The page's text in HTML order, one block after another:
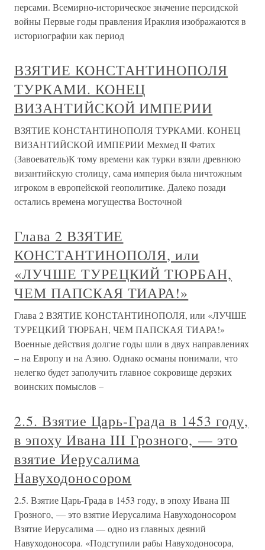
персами. Всемирно-историческое значение персидской
войны Первые годы правления Ираклия изображаются в
историографии как период
ВЗЯТИЕ КОНСТАНТИНОПОЛЯ
ТУРКАМИ. КОНЕЦ
ВИЗАНТИЙСКОЙ ИМПЕРИИ
ВЗЯТИЕ КОНСТАНТИНОПОЛЯ ТУРКАМИ. КОНЕЦ
ВИЗАНТИЙСКОЙ ИМПЕРИИ Мехмед II Фатих
(Завоеватель)К тому времени как турки взяли древнюю
византийскую столицу, сама империя была ничтожным
игроком в европейской геополитике. Далеко позади
остались времена могущества Восточной
Глава 2 ВЗЯТИЕ
КОНСТАНТИНОПОЛЯ, или
«ЛУЧШЕ ТУРЕЦКИЙ ТЮРБАН,
ЧЕМ ПАПСКАЯ ТИАРА!»
Глава 2 ВЗЯТИЕ КОНСТАНТИНОПОЛЯ, или «ЛУЧШЕ
ТУРЕЦКИЙ ТЮРБАН, ЧЕМ ПАПСКАЯ ТИАРА!»
Военные действия долгие годы шли в двух направлениях
– на Европу и на Азию. Однако османы понимали, что
нелегко будет заполучить главное сокровище дерзких
воинских помыслов –
2.5. Взятие Царь-Града в 1453 году,
в эпоху Ивана III Грозного, — это
взятие Иерусалима
Навуходоносором
2.5. Взятие Царь-Града в 1453 году, в эпоху Ивана III
Грозного, — это взятие Иерусалима Навуходоносором
Взятие Иерусалима — одно из главных деяний
Навуходоносора. «Подступили рабы Навуходоносора,